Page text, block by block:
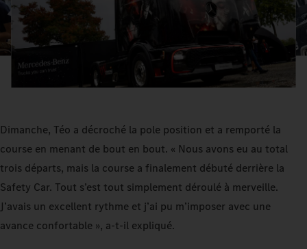
Dimanche, Téo a décroché la pole position et a remporté la
course en menant de bout en bout. « Nous avons eu au total
trois départs, mais la course a finalement débuté derrière la
Safety Car. Tout s’est tout simplement déroulé à merveille.
J’avais un excellent rythme et j’ai pu m’imposer avec une
avance confortable », a-t-il expliqué.